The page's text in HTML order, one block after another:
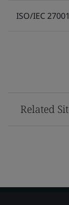
ISO/IEC
Related